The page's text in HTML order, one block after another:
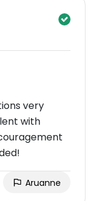
very
with
Aruanne